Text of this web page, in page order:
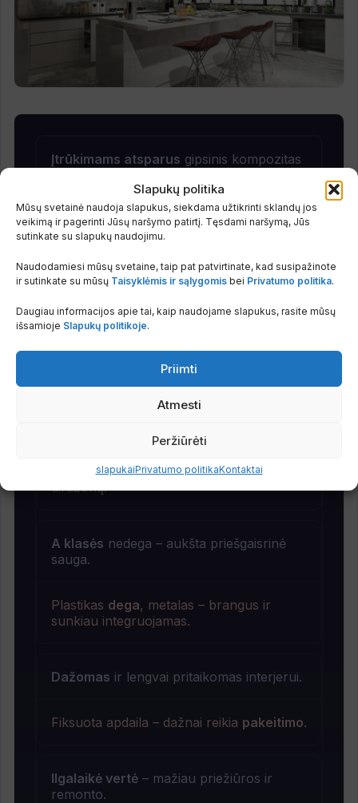
Slapukų politika
Mūsų svetainė naudoja slapukus, siekdama užtikrinti sklandų jos
veikimą ir pagerinti Jūsų naršymo patirtį. Tęsdami naršymą, Jūs
sutinkate su slapukų naudojimu.
Naudodamiesi mūsų svetaine, taip pat patvirtinate, kad susipažinote
ir sutinkate su mūsų Taisyklėmis ir sąlygomis bei Privatumo politika.
Daugiau informacijos apie tai, kaip naudojame slapukus, rasite mūsų
išsamioje Slapukų politikoje.
Priimti
Atmesti
Peržiūrėti
slapukaiPrivatumo politikaKontaktai
Įtrūkimams atsparus gipsinis kompozitas
Metaliniai/plastikiniai rėmai linkę skilti ir
trūkinėti.
Nesikondensuoja , nėra pelėsio rizikos.
skirtumų.
dėmių, paviršius išlieka
Kaupiamostamsios dėmėsaplink
difuzorių.
A klasės nedega – aukšta priešgaisrinė
sauga.
Plastikas dega, metalas – brangus ir
sunkiau integruojamas.
Dažomas ir lengvai pritaikomas interjerui.
Fiksuota apdaila – dažnai reikia pakeitimo.
Ilgalaikė vertė – mažiau priežiūros ir
remonto.